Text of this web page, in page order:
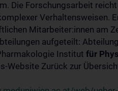
Die Forschungsarbeit
Verhaltensweisen.
Mitarbeiter:innen am
aufgeteilt:
Institut für
Website Zurück zur